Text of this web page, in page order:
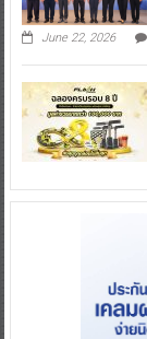
June 22, 2026